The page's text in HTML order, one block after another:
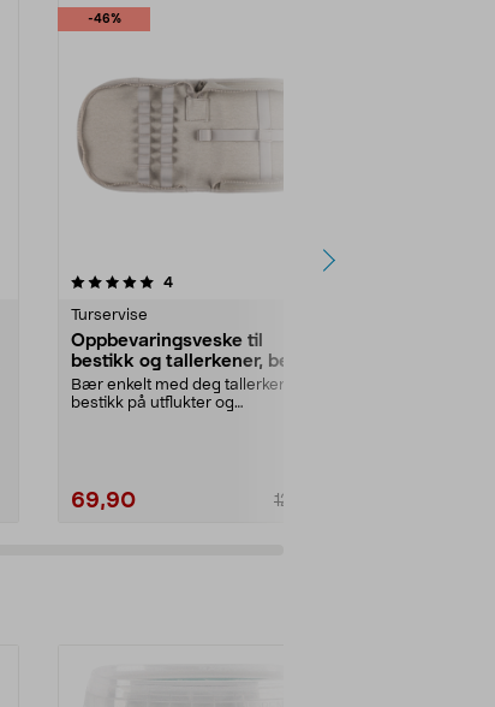
-46%
4anmeldelser
Turservise
Oppbevaringsveske til
bestikk og tallerkener, beige
Bær enkelt med deg tallerkener og
bestikk på utflukter og
69,90 129,90
4.0 av 5 stjerner